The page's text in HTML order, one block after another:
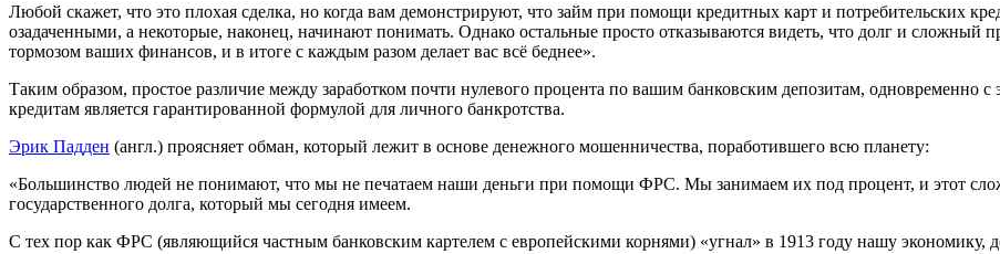
Любой скажет, что это плохая сделка, но когда вам демонстрируют, что займ при помощи кредитных карт и потребительских
озадаченными, а некоторые, наконец, начинают понимать. Однако остальные просто отказываются видеть, что долг и
тормозом ваших финансов, и в итоге с каждым разом делает вас всё беднее».
Таким образом, простое различие между заработком почти нулевого процента по вашим банковским депозитам, одновременно
кредитам является гарантированной формулой для личного банкротства.
Эрик Падден (англ.) проясняет обман, который лежит в основе денежного мошенничества, поработившего всю планету:
«Большинство людей не понимают, что мы не печатаем наши деньги при помощи ФРС. Мы занимаем их под процент, и этот
государственного долга, который мы сегодня имеем.
С тех пор как ФРС (являющийся частным банковским картелем с европейскими корнями) «угнал» в 1913 году нашу экономику,